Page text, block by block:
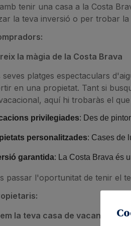
tenir una casa a la Costa
la teva inversió o per trobar
la màgia de la Costa Brava
seves platges espectaculars
en una propietat. Tant si
aquí hi trobaràs el que
privilegiades: Des de
personalitzades: Cases de
garantida: La Costa Brava és
passar l'oportunitat de tenir el
la teva casa de vacances de